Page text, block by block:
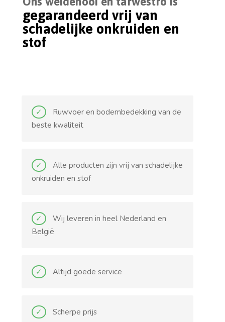
gegarandeerd vrij van
schadelijke onkruiden en
stof
Ruwvoer en bodembedekking van de
beste kwaliteit
Alle producten zijn vrij van schadelijke
onkruiden en stof
Wij leveren in heel Nederland en
België
Altijd goede service
Scherpe prijs